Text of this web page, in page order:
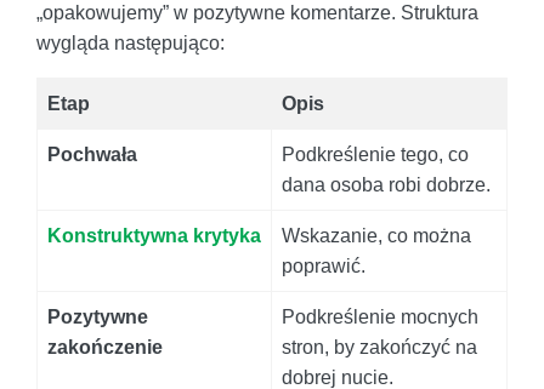
„opakowujemy” w pozytywne komentarze. Struktura
wygląda następująco:
Etap Opis
Pochwała
Podkreślenie tego, co
dana osoba robi dobrze.
Konstruktywna krytyka
Wskazanie, co można
poprawić.
Pozytywne
zakończenie
Podkreślenie mocnych
stron, by zakończyć na
dobrej nucie.